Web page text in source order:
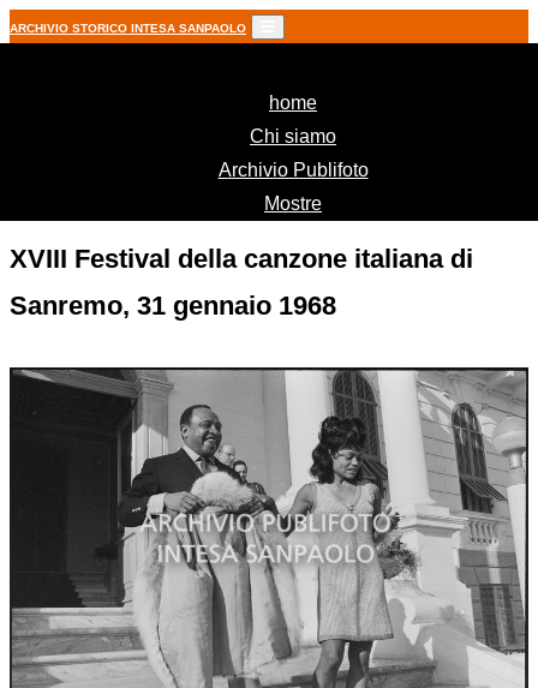
ARCHIVIO STORICO INTESA SANPAOLO
home(current)
Chi siamo
Archivio Publifoto
Mostre
XVIII Festival della canzone italiana di
Sanremo, 31 gennaio 1968